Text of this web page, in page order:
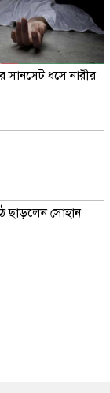
সানসেট ধসে নারীর
ছাড়লেন সোহান